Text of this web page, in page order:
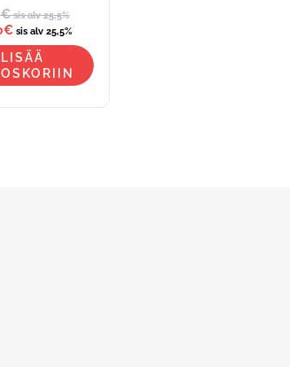
€ sis alv 25,5%
€ sis alv 25,5%
LISÄÄ